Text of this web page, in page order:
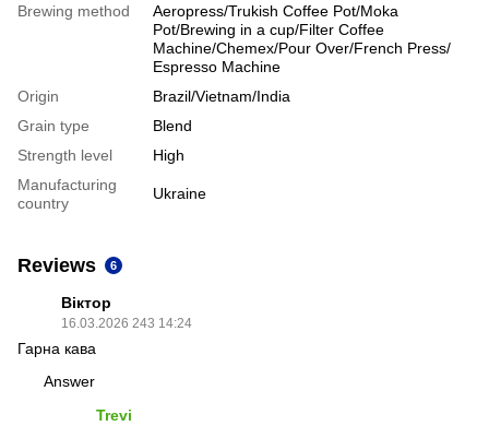
Brewing method
Aeropress/Trukish Coffee Pot/Moka
Pot/Brewing in a cup/Filter Coffee
Machine/Chemex/Pour Over/French Press/
Espresso Machine
Origin
Brazil/Vietnam/India
Grain type
Blend
Strength level
High
Manufacturing
country
Ukraine
Reviews 6
Віктор
16.03.2026 243 14:24
Гарна кава
Answer
Trevi